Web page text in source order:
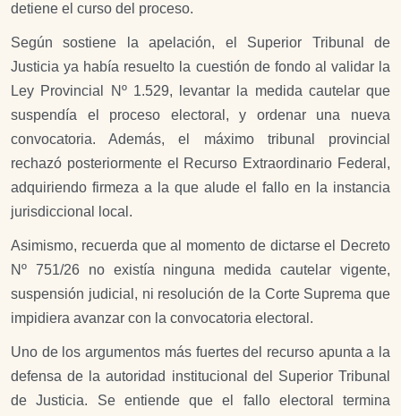
detiene el curso del proceso.
Según sostiene la apelación, el Superior Tribunal de
Justicia ya había resuelto la cuestión de fondo al validar la
Ley Provincial Nº 1.529, levantar la medida cautelar que
suspendía el proceso electoral, y ordenar una nueva
convocatoria. Además, el máximo tribunal provincial
rechazó posteriormente el Recurso Extraordinario Federal,
adquiriendo firmeza a la que alude el fallo en la instancia
jurisdiccional local.
Asimismo, recuerda que al momento de dictarse el Decreto
Nº 751/26 no existía ninguna medida cautelar vigente,
suspensión judicial, ni resolución de la Corte Suprema que
impidiera avanzar con la convocatoria electoral.
Uno de los argumentos más fuertes del recurso apunta a la
defensa de la autoridad institucional del Superior Tribunal
de Justicia. Se entiende que el fallo electoral termina